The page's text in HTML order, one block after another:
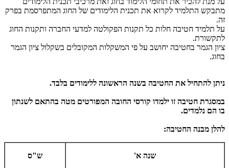
מתבקש התלמיד לקרוא את תכנית הלימודים של החוג המתפרסמת בפרק
זה.
על תלמיד חטיבה חלות כל תקנות הפקולטה למדעי החברה ותקנות החוג
לתקשורת.
​ציון הגמר בחטיבה יחושב על פי המשקלות המקובלים בשקלול ציון הגמר
בחוג.
ניתן להתחיל את החטיבה בשנה הראשונה ללימודים בלבד.
במסגרת חטיבה זו ילמדו קורסי החובה המפורטים מטה בהתאם לשנתון
בו הם נלמדים.
להלן מבנה החטיבה:
שנה א' ש"ס